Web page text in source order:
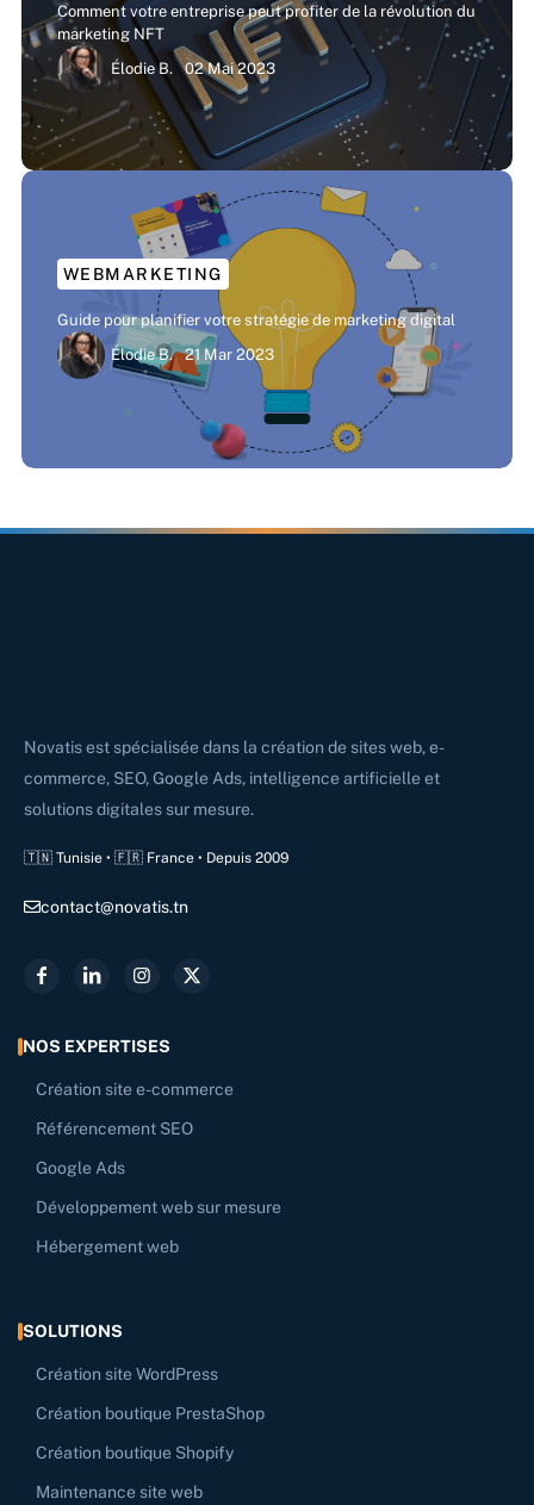
Comment votre entreprise peut profiter de la révolution du
marketing NFT
Élodie B.
02 Mai 2023
WEBMARKETING
Guide pour planifier votre stratégie de marketing digital
Élodie B.
21 Mar 2023
Novatis est spécialisée dans la création de sites web, e-
commerce, SEO, Google Ads, intelligence artificielle et
solutions digitales sur mesure.
🇹🇳 Tunisie • 🇫🇷 France • Depuis 2009
contact@novatis.tn
NOS EXPERTISES
Création site e-commerce
Référencement SEO
Google Ads
Développement web sur mesure
Hébergement web
SOLUTIONS
Création site WordPress
Création boutique PrestaShop
Création boutique Shopify
Maintenance site web